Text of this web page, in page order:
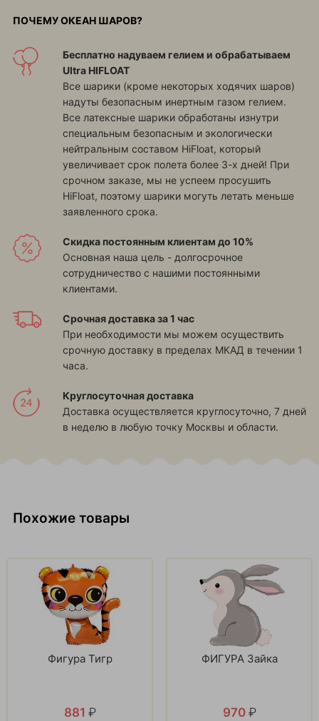
ПОЧЕМУ ОКЕАН ШАРОВ?
Бесплатно надуваем гелием и обрабатываем
Ultra HIFLOAT
Все шарики (кроме некоторых ходячих шаров)
надуты безопасным инертным газом гелием.
Все латексные шарики обработаны изнутри
специальным безопасным и экологически
нейтральным составом HiFloat, который
увеличивает срок полета более 3-х дней! При
срочном заказе, мы не успеем просушить
HiFloat, поэтому шарики могуть летать меньше
заявленного срока.
Скидка постоянным клиентам до 10%
Основная наша цель - долгосрочное
сотрудничество с нашими постоянными
клиентами.
Срочная доставка за 1 час
При необходимости мы можем осуществить
срочную доставку в пределах МКАД в течении 1
часа.
Круглосуточная доставка
Доставка осуществляется круглосуточно, 7 дней
в неделю в любую точку Москвы и области.
Похожие товары
Фигура Тигр
881 ₽
ФИГУРА Зайка
970 ₽